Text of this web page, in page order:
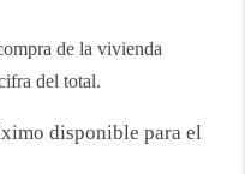
de la vivienda
del total.
disponible para el